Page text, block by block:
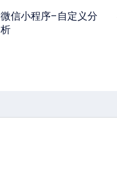
微信小程序–自定义分
析